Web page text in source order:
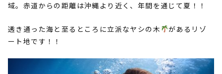
域。赤道からの距離は沖縄より近く、年間を通じて夏！！
透き通った海と至るところに立派なヤシの木
があるリゾ
ート地です！！